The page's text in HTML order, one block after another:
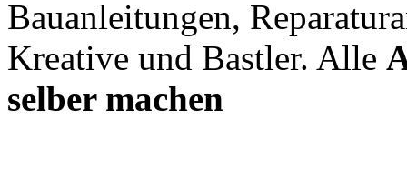
Bauanleitungen,
Kreative und Bastler. Alle
selber machen